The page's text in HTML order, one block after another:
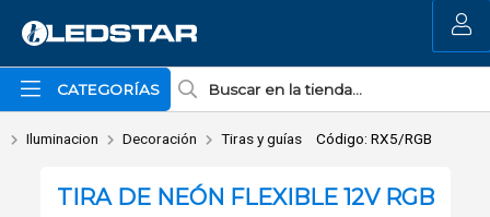
Enviar a email
CATEGORÍAS
MI COMPRA
Iluminacion Decoración Tiras y guías Código: RX5/RGB
TIRA DE NEÓN FLEXIBLE 12V RGB